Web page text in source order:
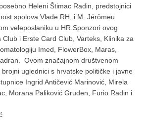
Heleni Štimac Radin, predstojnici
spolova Vlade RH, i M. Jérômeu
veleposlaniku u HR.Sponzori ovog
i Erste Card Club, Varteks, Klinika za
Imed, FlowerBox, Maras,
Ovom značajnom društvenom
uglednici s hrvatske političke i javne
Ingrid Antičević Marinović, Mirela
Morana Paliković Gruden, Furio Radin i